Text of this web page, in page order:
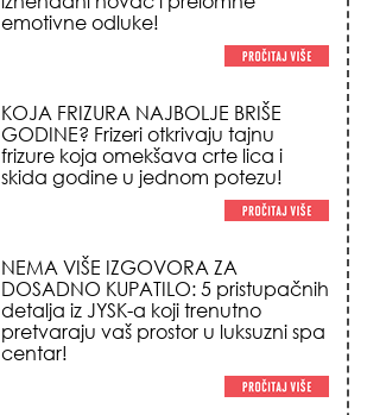
DOSADNO KUPATILO: 5 pristupačnih
detalja iz JYSK-a koji trenutno
pretvaraju vaš prostor u luksuzni spa
centar!
STILISTI SE SLAŽU – OVI NOKTI SU HIT
SEZONE: 5 manikir trendova koji
osvajaju sve poglede i izgledaju
skupo na svačijim rukama!